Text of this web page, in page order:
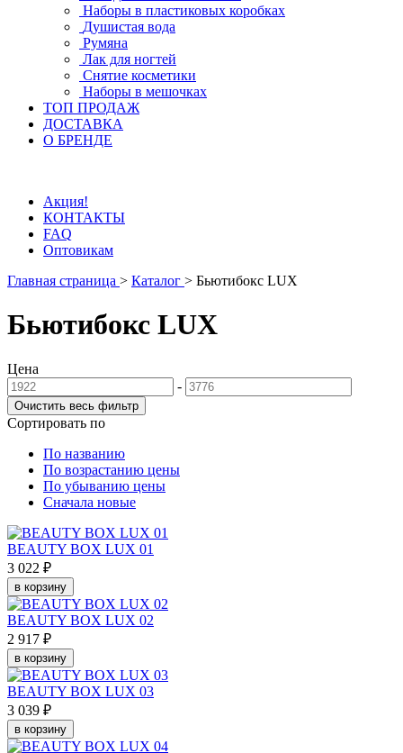
Наборы в пластиковых коробках
Душистая вода
Румяна
Лак для ногтей
Снятие косметики
Наборы в мешочках
ТОП ПРОДАЖ
ДОСТАВКА
О БРЕНДЕ
Акция!
КОНТАКТЫ
FAQ
Оптовикам
Главная страница > Каталог > Бьютибокс LUX
Бьютибокс LUX
Цена
-
Сортировать по
По названию
По возрастанию цены
По убыванию цены
Сначала новые
BEAUTY BOX LUX 01
3 022 ₽
в корзину
BEAUTY BOX LUX 02
2 917 ₽
в корзину
BEAUTY BOX LUX 03
3 039 ₽
в корзину